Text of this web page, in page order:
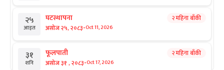
२५
आइत
घटस्थापना
असोज २५, २०८३-Oct 11, 2026
२ महिना बाँकी
३१
शनि
फूलपाती
असोज ३१ , २०८३-Oct 17, 2026
२ महिना बाँकी